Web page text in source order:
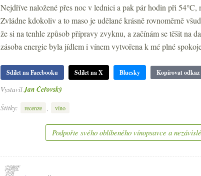
Nejdříve naložené přes noc v lednici a pak pár hodin při 54°C,
Zvládne kdokoliv a to maso je udělané krásně rovnoměrně
že si na tenhle způsob přípravy zvyknu, a začínám se těšit na
zásoba energie byla jídlem i vínem vytvořena k mé plné
Sdílet na Facebooku Sdílet na X Bluesky Kopírovat odkaz
VystavilJan Čeřovský
Štítky:
recenze víno
Podpořte svého oblíbeného vínopsavce a